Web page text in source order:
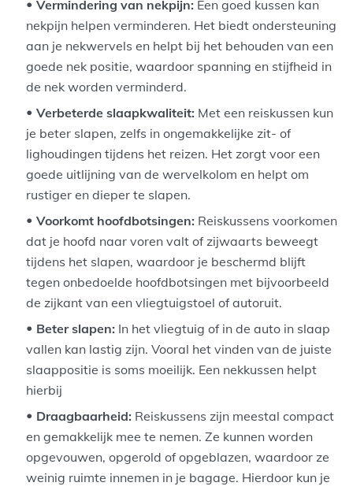
Vermindering van nekpijn: Een goed kussen kan
nekpijn helpen verminderen. Het biedt ondersteuning
aan je nekwervels en helpt bij het behouden van een
goede nek positie, waardoor spanning en stijfheid in
de nek worden verminderd.
Verbeterde slaapkwaliteit: Met een reiskussen kun
je beter slapen, zelfs in ongemakkelijke zit- of
lighoudingen tijdens het reizen. Het zorgt voor een
goede uitlijning van de wervelkolom en helpt om
rustiger en dieper te slapen.
Voorkomt hoofdbotsingen: Reiskussens voorkomen
dat je hoofd naar voren valt of zijwaarts beweegt
tijdens het slapen, waardoor je beschermd blijft
tegen onbedoelde hoofdbotsingen met bijvoorbeeld
de zijkant van een vliegtuigstoel of autoruit.
Beter slapen: In het vliegtuig of in de auto in slaap
vallen kan lastig zijn. Vooral het vinden van de juiste
slaappositie is soms moeilijk. Een nekkussen helpt
hierbij
Draagbaarheid: Reiskussens zijn meestal compact
en gemakkelijk mee te nemen. Ze kunnen worden
opgevouwen, opgerold of opgeblazen, waardoor ze
weinig ruimte innemen in je bagage. Hierdoor kun je